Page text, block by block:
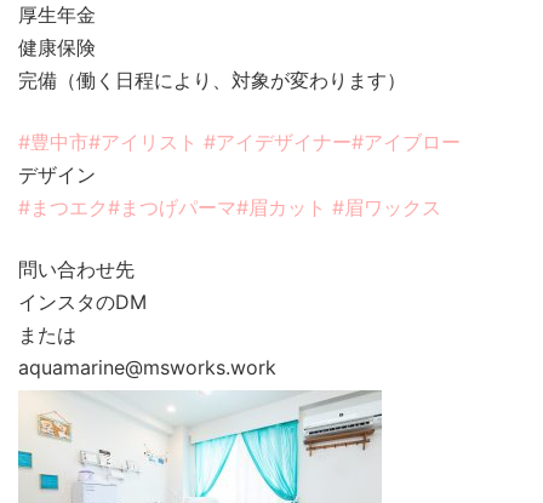
厚生年金
健康保険
完備（働く日程により、対象が変わります）
#豊中市#アイリスト #アイデザイナー#アイブロー
デザイン
#まつエク#まつげパーマ#眉カット #眉ワックス
問い合わせ先
インスタのDM
または
aquamarine@msworks.work